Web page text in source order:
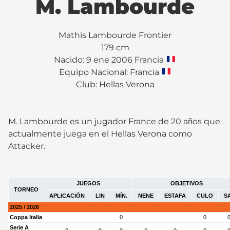
M. Lambourde
Mathis Lambourde Frontier
179 cm
Nacido: 9 ene 2006 Francia
Equipo Nacional: Francia
Club: Hellas Verona
M. Lambourde es un jugador France de 20 años que
actualmente juega en el Hellas Verona como
Attacker.
TORNEO
JUEGOS
OBJETIVOS
APLICACIÓN
LIN MÍN. NENE ESTAFA CULO
2025 / 2026
Coppa Italia
0 0
0
Serie A